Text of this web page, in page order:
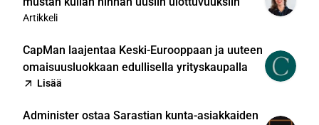
Artikkeli
CapMan laajentaa Keski-Eurooppaan ja uuteen
omaisuusluokkaan edullisella yrityskaupalla
Lisää
Administer ostaa Sarastian kunta-asiakkaiden